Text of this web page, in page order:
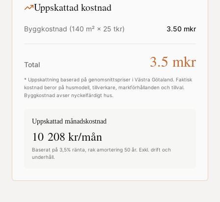
Uppskattad kostnad
Byggkostnad (140 m² × 25 tkr) 3.50 mkr
Total 3.5 mkr
* Uppskattning baserad på genomsnittspriser i Västra Götaland . Faktisk
kostnad beror på husmodell, tillverkare, markförhållanden och tillval.
Byggkostnad avser nyckelfärdigt hus.
Uppskattad månadskostnad
10 208 kr/mån
Baserat på 3,5% ränta, rak amortering 50 år. Exkl. drift och
underhåll.